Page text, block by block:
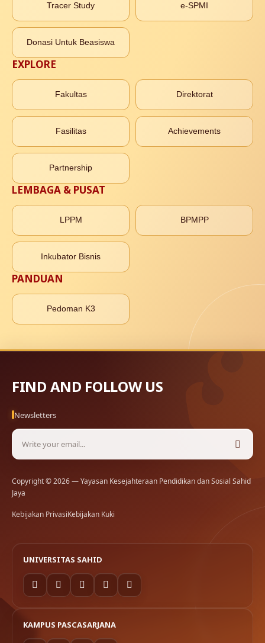
Tracer Study e-SPMI
Donasi Untuk Beasiswa
EXPLORE
Fakultas Direktorat
Fasilitas Achievements
Partnership
LEMBAGA & PUSAT
LPPM BPMPP
Inkubator Bisnis
PANDUAN
Pedoman K3
FIND AND FOLLOW US
Newsletters
Copyright © 2026 — Yayasan Kesejahteraan Pendidikan dan Sosial Sahid
Jaya
Kebijakan PrivasiKebijakan Kuki
UNIVERSITAS SAHID
KAMPUS PASCASARJANA